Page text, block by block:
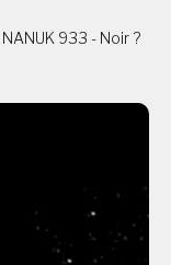
933 - Noir ?